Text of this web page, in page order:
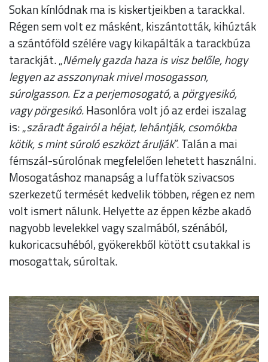
Sokan kínlódnak ma is kiskertjeikben a tarackkal.
Régen sem volt ez másként, kiszántották, kihúzták
a szántóföld szélére vagy kikapálták a tarackbúza
tarackját. „Némely gazda haza is visz belőle, hogy
legyen az asszonynak mivel mosogasson,
súrolgasson. Ez a perjemosogató,apörgyesikó,
vagy pörgesikó.Hasonlóra volt jó az erdei iszalag
is: „száradt ágairól a héjat, lehántják, csomókba
kötik, s mint súroló eszközt árulják”. Talán a mai
fémszál-súrolónak megfelelően lehetett használni.
Mosogatáshoz manapság a luffatök szivacsos
szerkezetű termését kedvelik többen, régen ez nem
volt ismert nálunk. Helyette az éppen kézbe akadó
nagyobb levelekkel vagy szalmából, szénából,
kukoricacsuhéból, gyökerekből kötött csutakkal is
mosogattak, súroltak.